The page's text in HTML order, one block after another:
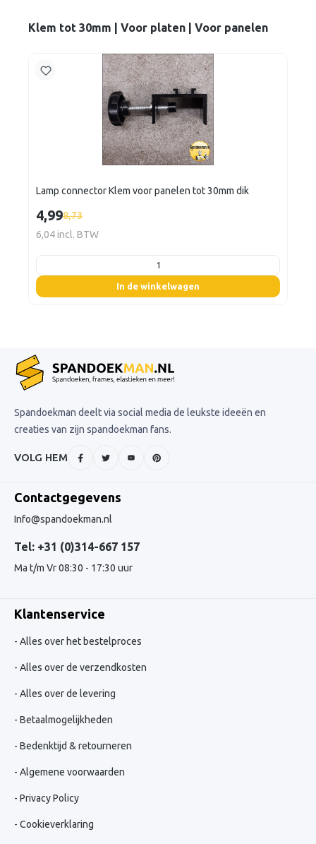
Klem tot 30mm | Voor platen | Voor panelen
Lamp connector Klem voor panelen tot 30mm dik
4,998,73
6,04 incl. BTW
In de winkelwagen
Spandoekman deelt via social media de leukste ideeën en
creaties van zijn spandoekman fans.
VOLG HEM
Contactgegevens
Info@spandoekman.nl
Tel: +31 (0)314-667 157
Ma t/m Vr 08:30 - 17:30 uur
Klantenservice
Alles over het bestelproces
Alles over de verzendkosten
Alles over de levering
Betaalmogelijkheden
Bedenktijd & retourneren
Algemene voorwaarden
Privacy Policy
Cookieverklaring